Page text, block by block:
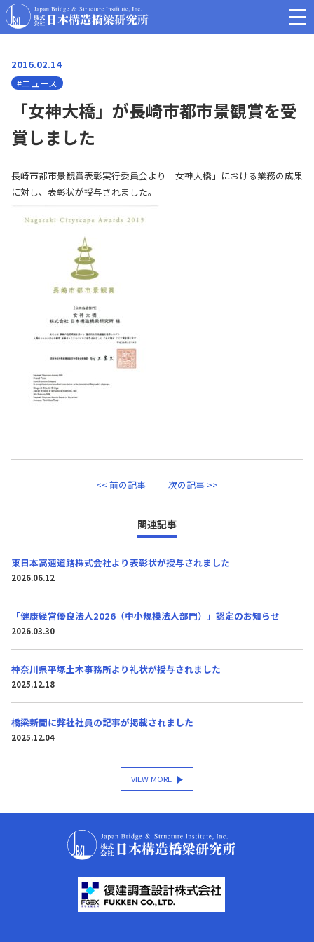
2016.02.14
#ニュース
「女神大橋」が長崎市都市景観賞を受
賞しました
長崎市都市景観賞表彰実行委員会より「女神大橋」における業務の成果
に対し、表彰状が授与されました。
<< 前の記事 次の記事 >>
関連記事
東日本高速道路株式会社より表彰状が授与されました
2026.06.12
「健康経営優良法人2026（中小規模法人部門）」認定のお知らせ
2026.03.30
神奈川県平塚土木事務所より礼状が授与されました
2025.12.18
橋梁新聞に弊社社員の記事が掲載されました
2025.12.04
VIEW MORE